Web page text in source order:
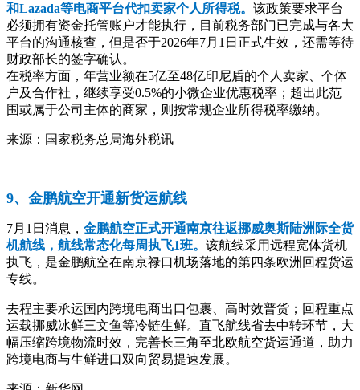
和Lazada等电商平台代扣卖家个人所得税。 该政策要求平台
必须拥有资金托管账户才能执行，目前税务部门已完成与各大
平台的沟通核查，但是否于2026年7月1日正式生效，还需等待
财政部长的签字确认。
在税率方面，年营业额在5亿至48亿印尼盾的个人卖家、个体
户及合作社，继续享受0.5%的小微企业优惠税率；超出此范
围或属于公司主体的商家，则按常规企业所得税率缴纳。
来源：国家税务总局海外税讯
9、金鹏航空开通新货运航线
7月1日消息， 金鹏航空正式开通南京往返挪威奥斯陆洲际全货
机航线，航线常态化每周执飞1班。 该航线采用远程宽体货机
执飞，是金鹏航空在南京禄口机场落地的第四条欧洲回程货运
专线。
去程主要承运国内跨境电商出口包裹、高时效普货；回程重点
运载挪威冰鲜三文鱼等冷链生鲜。直飞航线省去中转环节，大
幅压缩跨境物流时效，完善长三角至北欧航空货运通道，助力
跨境电商与生鲜进口双向贸易提速发展。